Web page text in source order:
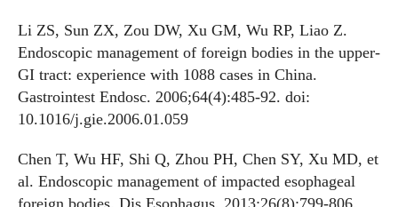
Li ZS, Sun ZX, Zou DW, Xu GM, Wu RP, Liao Z.
Endoscopic management of foreign bodies in the upper-
GI tract: experience with 1088 cases in China.
Gastrointest Endosc. 2006;64(4):485-92. doi:
10.1016/j.gie.2006.01.059
Chen T, Wu HF, Shi Q, Zhou PH, Chen SY, Xu MD, et
al. Endoscopic management of impacted esophageal
foreign bodies. Dis Esophagus. 2013;26(8):799-806.